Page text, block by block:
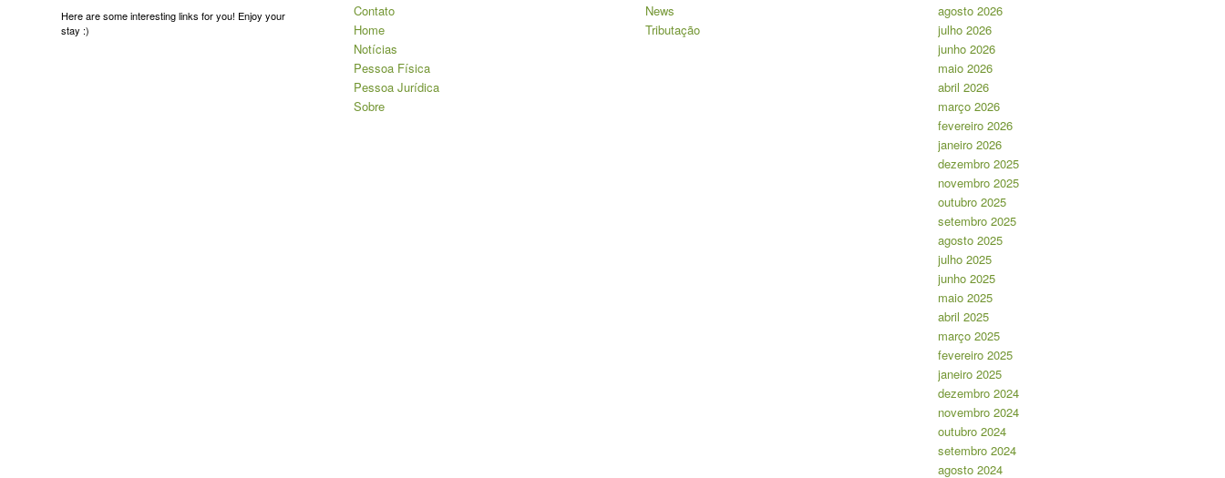
Here are some interesting links for you! Enjoy your
stay :)
Contato
Home
Notícias
Pessoa Física
Pessoa Jurídica
Sobre
News
Tributação
agosto 2026
julho 2026
junho 2026
maio 2026
abril 2026
março 2026
fevereiro 2026
janeiro 2026
dezembro 2025
novembro 2025
outubro 2025
setembro 2025
agosto 2025
julho 2025
junho 2025
maio 2025
abril 2025
março 2025
fevereiro 2025
janeiro 2025
dezembro 2024
novembro 2024
outubro 2024
setembro 2024
agosto 2024